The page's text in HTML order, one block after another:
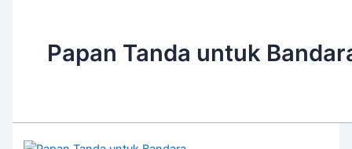
Papan Tanda untuk